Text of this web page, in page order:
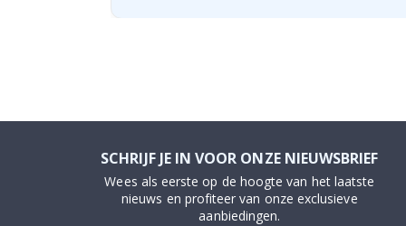
SCHRIJF JE IN VOOR ONZE NIEUWSBRIEF
Wees als eerste op de hoogte van het laatste
nieuws en profiteer van onze exclusieve
aanbiedingen.